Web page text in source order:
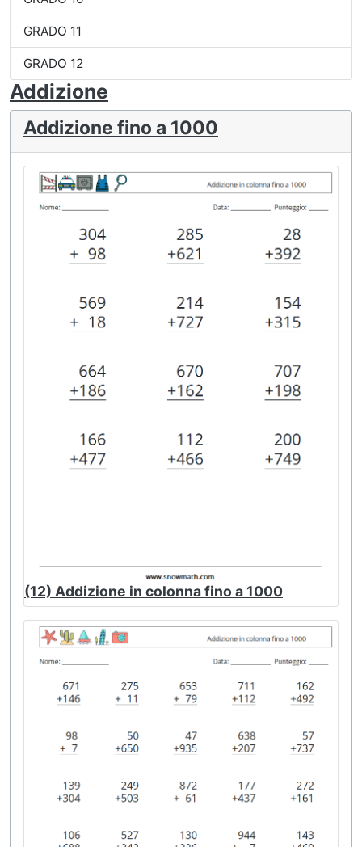
GRADO 11
GRADO 12
Addizione
Addizione fino a 1000
(12) Addizione in colonna fino a 1000